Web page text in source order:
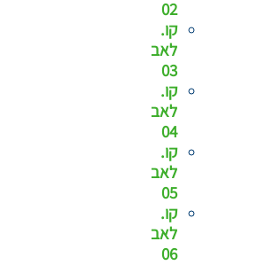
02
קו.
לאב
03
קו.
לאב
04
קו.
לאב
05
קו.
לאב
06